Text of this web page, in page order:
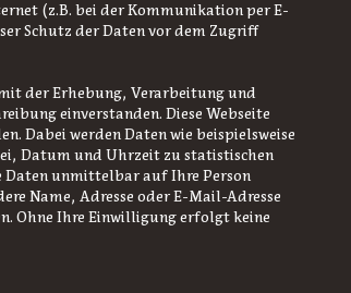
(z.B. bei der Kommunikation per E-
Schutz der Daten vor dem Zugriff
der Erhebung, Verarbeitung und
einverstanden. Diese Webseite
Dabei werden Daten wie beispielsweise
Datum und Uhrzeit zu statistischen
Daten unmittelbar auf Ihre Person
Name, Adresse oder E-Mail-Adresse
Ohne Ihre Einwilligung erfolgt keine